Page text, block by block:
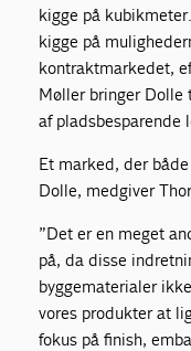
kigge på
kigge på
kontraktmarkedet,
Møller bringer Dolle
af pladsbesparende
Et marked, der
Dolle, medgiver
”Det er en meget
på, da disse
byggematerialer
vores produkter at
fokus på finish,